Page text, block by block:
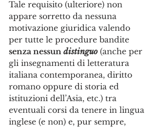
Tale requisito (ulteriore) non
appare sorretto da nessuna
motivazione giuridica valendo
per tutte le procedure bandite
senza nessun distinguo (anche per
gli insegnamenti di letteratura
italiana contemporanea, diritto
romano oppure di storia ed
istituzioni dell’Asia, etc.) tra
eventuali corsi da tenere in lingua
inglese (e non) e, pur sempre,